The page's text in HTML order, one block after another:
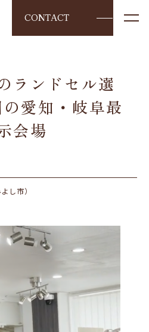
CONTACT
ランドセル選
愛知・岐阜最
会場
し市）